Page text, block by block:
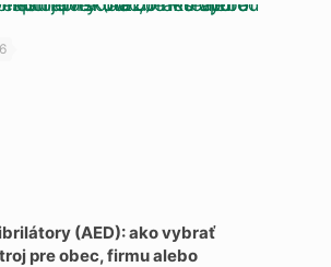
(AED): ako vybrať
pre obec, firmu alebo